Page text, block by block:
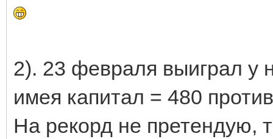
2). 23 февраля выиграл у
имея капитал = 480
На рекорд не претендую,